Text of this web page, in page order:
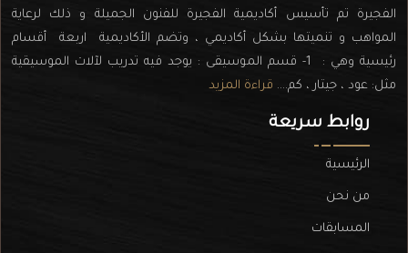
الفجيرة تم تأسيس أكاديمية الفجيرة للفنون الجميلة و ذلك لرعاية
المواهب و تنميتها بشكل أكاديمي ، وتضم الأكاديمية اربعة أقسام
رئيسية وهي : 1- قسم الموسيقى : يوجد فيه تدريب لآلات الموسيقية
مثل: عود ، جيتار ، كم.... قراءة المزيد
روابط سريعة
الرئيسية
من نحن
المسابقات